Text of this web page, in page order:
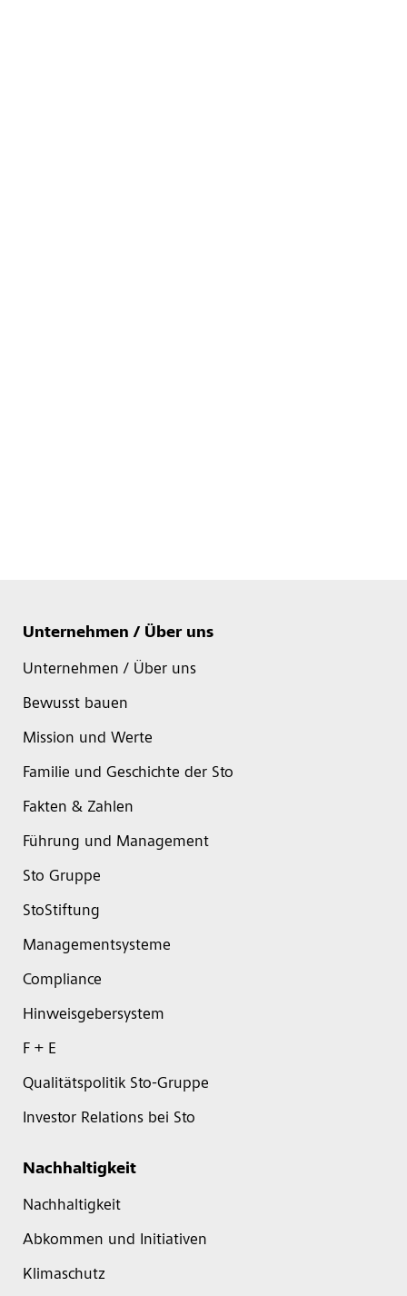
Unternehmen / Über uns
Unternehmen / Über uns
Bewusst bauen
Mission und Werte
Familie und Geschichte der Sto
Fakten & Zahlen
Führung und Management
Sto Gruppe
StoStiftung
Managementsysteme
Compliance
Hinweisgebersystem
F + E
Qualitätspolitik Sto-Gruppe
Investor Relations bei Sto
Nachhaltigkeit
Nachhaltigkeit
Abkommen und Initiativen
Klimaschutz